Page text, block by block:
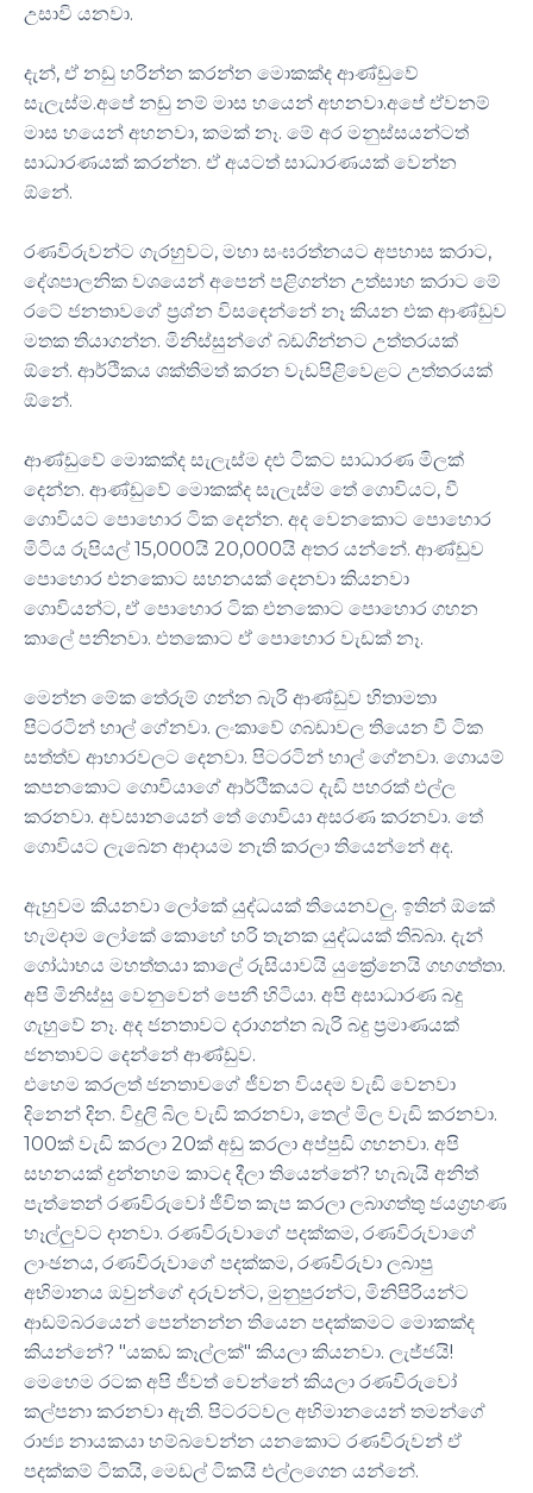
උසාවි යනවා.
​දැන්, ඒ නඩු හරින්න කරන්න මොකක්ද ආණ්ඩුවේ
සැලැස්ම.අපේ නඩු නම් මාස හයෙන් අහනවා.අපේ ඒවනම්
මාස හයෙන් අහනවා, කමක් නෑ. මේ අර මනුස්සයන්ටත්
සාධාරණයක් කරන්න. ඒ අයටත් සාධාරණයක් වෙන්න
ඕනේ.
​රණවිරුවන්ට ගැරහුවට, මහා සංඝරත්නයට අපහාස කරාට,
දේශපාලනික වශයෙන් අපෙන් පළිගන්න උත්සාහ කරාට මේ
රටේ ජනතාවගේ ප්‍රශ්න විසඳෙන්නේ නෑ කියන එක ආණ්ඩුව
මතක තියාගන්න. මිනිස්සුන්ගේ බඩගින්නට උත්තරයක්
ඕනේ. ආර්ථිකය ශක්තිමත් කරන වැඩපිළිවෙළට උත්තරයක්
ඕනේ.
​ආණ්ඩුවේ මොකක්ද සැලැස්ම දළු ටිකට සාධාරණ මිලක්
දෙන්න. ආණ්ඩුවේ මොකක්ද සැලැස්ම තේ ගොවියට, වී
ගොවියට පොහොර ටික දෙන්න. අද වෙනකොට පොහොර
මිටිය රුපියල් 15,000යි 20,000යි අතර යන්නේ. ආණ්ඩුව
පොහොර එනකොට සහනයක් දෙනවා කියනවා
ගොවියන්ට, ඒ පොහොර ටික එනකොට පොහොර ගහන
කාලේ පනිනවා. එතකොට ඒ පොහොර වැඩක් නෑ.
​මෙන්න මේක තේරුම් ගන්න බැරි ආණ්ඩුව හිතාමතා
පිටරටින් හාල් ගේනවා. ලංකාවේ ගබඩාවල තියෙන වී ටික
සත්ත්ව ආහාරවලට දෙනවා. පිටරටින් හාල් ගේනවා. ගොයම්
කපනකොට ගොවියාගේ ආර්ථිකයට දැඩි පහරක් එල්ල
කරනවා. අවසානයෙන් තේ ගොවියා අසරණ කරනවා. තේ
ගොවියට ලැබෙන ආදායම නැති කරලා තියෙන්නේ අද.
​ඇහුවම කියනවා ලෝකේ යුද්ධයක් තියෙනවලු. ඉතින් ඕකේ
හැමදාම ලෝකේ කොහේ හරි තැනක යුද්ධයක් තිබ්බා. දැන්
ගෝඨාභය මහත්තයා කාලේ රුසියාවයි යුක්‍රේනෙයි ගහගත්තා.
අපි මිනිස්සු වෙනුවෙන් පෙනී හිටියා. අපි අසාධාරණ බදු
ගැහුවේ නෑ. අද ජනතාවට දරාගන්න බැරි බදු ප්‍රමාණයක්
ජනතාවට දෙන්නේ ආණ්ඩුව.
​එහෙම කරලත් ජනතාවගේ ජීවන වියදම වැඩි වෙනවා
දිනෙන් දින. විදුලි බිල වැඩි කරනවා, තෙල් මිල වැඩි කරනවා.
100ක් වැඩි කරලා 20ක් අඩු කරලා අප්පුඩි ගහනවා. ​අපි
සහනයක් දුන්නහම කාටද දීලා තියෙන්නේ? හැබැයි අනිත්
පැත්තෙන් රණවිරුවෝ ජීවිත කැප කරලා ලබාගත්තු ජයග්‍රහණ
හෑල්ලුවට දානවා. රණවිරුවාගේ පදක්කම, රණවිරුවාගේ
ලාංඡනය, රණවිරුවාගේ පදක්කම, රණවිරුවා ලබාපු
අභිමානය ඔවුන්ගේ දරුවන්ට, මුනුපුරන්ට, මිනිපිරියන්ට
ආඩම්බරයෙන් පෙන්නන්න තියෙන පදක්කමට මොකක්ද
කියන්නේ? "යකඩ කෑල්ලක්" කියලා කියනවා. ලැජ්ජයි!
මෙහෙම රටක අපි ජීවත් වෙන්නේ කියලා රණවිරුවෝ
කල්පනා කරනවා ඇති. පිටරටවල අභිමානයෙන් තමන්ගේ
රාජ්‍ය නායකයා හම්බවෙන්න යනකොට රණවිරුවන් ඒ
පදක්කම් ටිකයි, මෙඩල් ටිකයි එල්ලගෙන යන්නේ.